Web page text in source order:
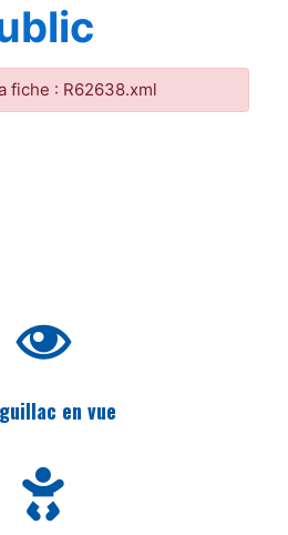
fiche : R62638.xml
en vue